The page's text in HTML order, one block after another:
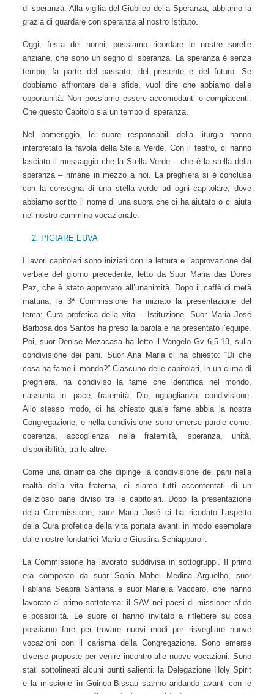
perché possiamo ascoltare la Parola e discernere. Il Capitolo
Generale è un luogo di speranza. Alla vigilia del Giubileo
al nostro Istituto.
Oggi, festa dei nonni, possiamo ricordare le nostre sorelle
anziane, che sono un segno di speranza. La speranza è
senza tempo, fa parte del passato, del presente e del futuro.
Se dobbiamo affrontare delle sfide, vuol dire che abbiamo
compiacenti. Che questo Capitolo sia un tempo di speranza.
Nel pomeriggio, le suore responsabili della liturgia hanno
interpretato la favola della Stella Verde. Con il teatro, ci
hanno lasciato il messaggio che la Stella Verde – che è la
stella della speranza – rimane in mezzo a noi. La preghiera si
è conclusa con la consegna di una stella verde ad ogni
ha aiutato o ci aiuta nel nostro cammino vocazionale.
PIGIARE L’UVA
I lavori capitolari sono iniziati con la lettura e l’approvazione
del verbale del giorno precedente, letto da Suor Maria das
Dores Paz, che è stato approvato all’unanimità. Dopo il caffè
di metà mattina, la 3ª Commissione ha iniziato la
presentazione del tema: Cura profetica della vita –
Istituzione. Suor Maria José Barbosa dos Santos ha preso la
parola e ha presentato l’equipe. Poi, suor Denise Mezacasa
ha letto il Vangelo Gv 6,5-13, sulla condivisione dei pani.
Suor Ana Maria ci ha chiesto: “Di che cosa ha fame il
mondo?” Ciascuno delle capitolari, in un clima di preghiera,
ha condiviso la fame che identifica nel mondo, riassunta in:
pace, fraternità, Dio, uguaglianza, condivisione. Allo stesso
modo, ci ha chiesto quale fame abbia la nostra
come: coerenza, accoglienza nella fraternità, speranza,
unità, disponibilità, tra le altre.
Come una dinamica che dipinge la condivisione dei pani
nella realtà della vita fraterna, ci siamo tutti accontentati di un
delizioso pane diviso tra le capitolari. Dopo la presentazione
della Cura profetica della vita portata avanti in modo
esemplare dalle nostre fondatrici Maria e Giustina
Schiapparoli.
La Commissione ha lavorato suddivisa in sottogruppi. Il primo
era composto da suor Sonia Mabel Medina Arguelho, suor
Fabiana Seabra Santana e suor Mariella Vaccaro, che hanno
lavorato al primo sottotema: il SAV nei paesi di missione:
sfide e possibilità. Le suore ci hanno invitato a riflettere su
cosa possiamo fare per trovare nuovi modi per risvegliare